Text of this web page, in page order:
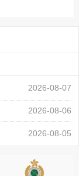
2026-08-07
2026-08-06
2026-08-05